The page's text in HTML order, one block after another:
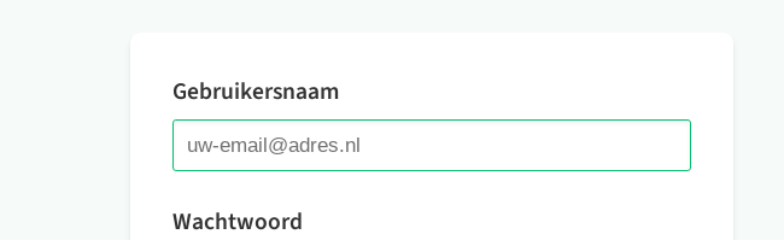
Gebruikersnaam
Wachtwoord